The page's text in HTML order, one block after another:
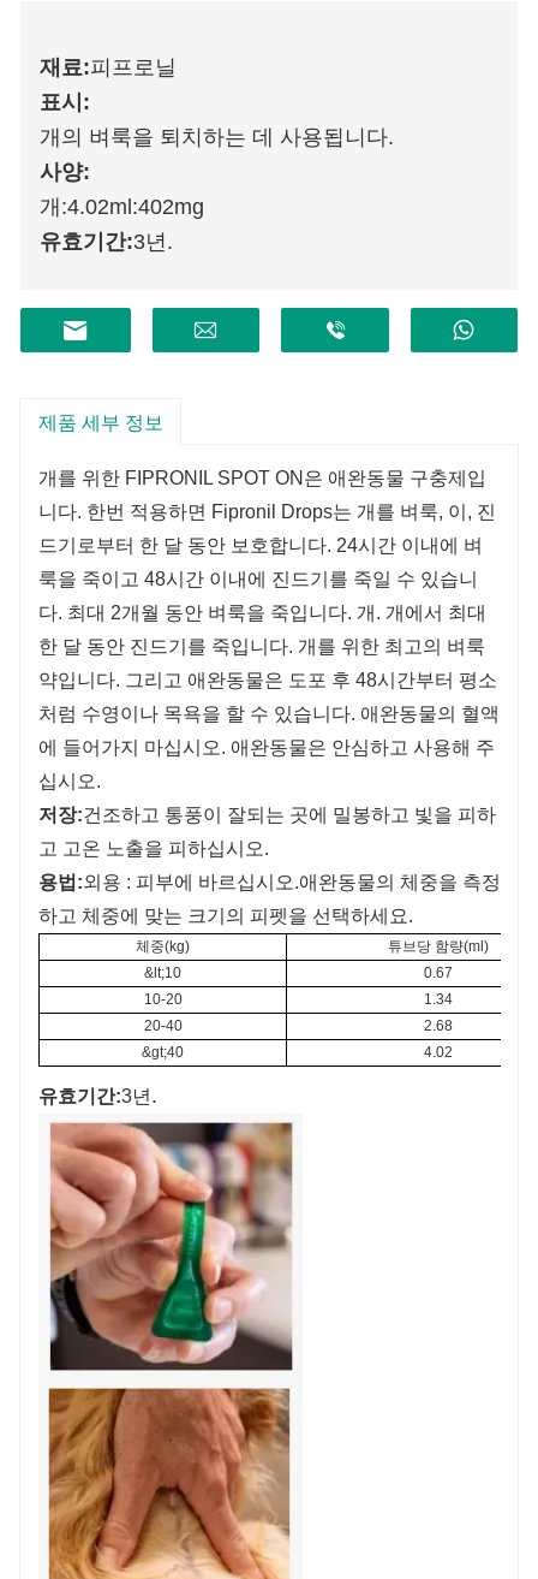
재료:피프로닐
표시:
개의 벼룩을 퇴치하는 데 사용됩니다.
사양:
개:4.02ml:402mg
유효기간:3년.
제품 세부 정보
개를 위한 FIPRONIL SPOT ON은 애완동물 구충제입
니다. 한번 적용하면 Fipronil Drops는 개를 벼룩, 이, 진
드기로부터 한 달 동안 보호합니다. 24시간 이내에 벼
룩을 죽이고 48시간 이내에 진드기를 죽일 수 있습니
다. 최대 2개월 동안 벼룩을 죽입니다. 개. 개에서 최대
한 달 동안 진드기를 죽입니다. 개를 위한 최고의 벼룩
약입니다. 그리고 애완동물은 도포 후 48시간부터 평소
처럼 수영이나 목욕을 할 수 있습니다. 애완동물의 혈액
에 들어가지 마십시오. 애완동물은 안심하고 사용해 주
십시오.
저장:건조하고 통풍이 잘되는 곳에 밀봉하고 빛을 피하
고 고온 노출을 피하십시오.
용법:외용 : 피부에 바르십시오.애완동물의 체중을 측정
하고 체중에 맞는 크기의 피펫을 선택하세요.
체중(kg)
튜브당 함량(ml)
&lt;10
0.67
10-20
1.34
20-40
2.68
&gt;40
4.02
유효기간:3년 .